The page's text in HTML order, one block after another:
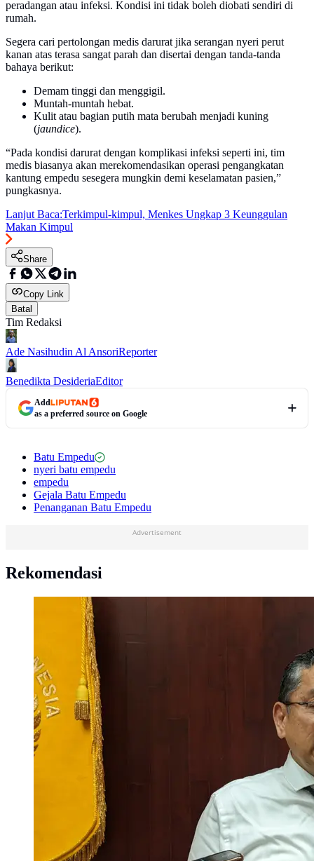
peradangan atau infeksi. Kondisi ini tidak boleh diobati sendiri di
rumah.
Segera cari pertolongan medis darurat jika serangan nyeri perut
kanan atas terasa sangat parah dan disertai dengan tanda-tanda
bahaya berikut:
Demam tinggi dan menggigil.
Muntah-muntah hebat.
Kulit atau bagian putih mata berubah menjadi kuning
(jaundice).
“Pada kondisi darurat dengan komplikasi infeksi seperti ini, tim
medis biasanya akan merekomendasikan operasi pengangkatan
kantung empedu sesegera mungkin demi keselamatan pasien,”
pungkasnya.
Lanjut Baca:Terkimpul-kimpul, Menkes Ungkap 3 Keunggulan
Makan Kimpul
Share
Copy Link
Batal
Tim Redaksi
Ade Nasihudin Al AnsoriReporter
Benedikta DesideriaEditor
Add
as a preferred source on Google
Batu Empedu
nyeri batu empedu
empedu
Gejala Batu Empedu
Penanganan Batu Empedu
Advertisement
Rekomendasi